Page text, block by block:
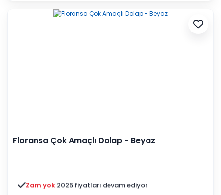
Floransa Çok Amaçlı Dolap - Beyaz
Zam yok 2025 fiyatları devam ediyor